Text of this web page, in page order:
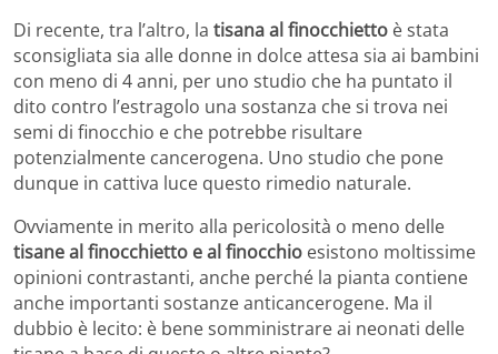
Di recente, tra l’altro, la tisana al finocchietto è stata
sconsigliata sia alle donne in dolce attesa sia ai bambini
con meno di 4 anni, per uno studio che ha puntato il
dito contro l’estragolo una sostanza che si trova nei
semi di finocchio e che potrebbe risultare
potenzialmente cancerogena. Uno studio che pone
dunque in cattiva luce questo rimedio naturale.
Ovviamente in merito alla pericolosità o meno delle
tisane al finocchietto e al finocchio esistono moltissime
opinioni contrastanti, anche perché la pianta contiene
anche importanti sostanze anticancerogene. Ma il
dubbio è lecito: è bene somministrare ai neonati delle